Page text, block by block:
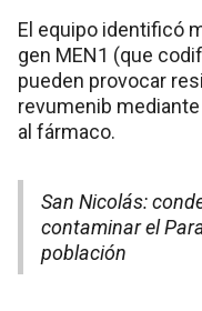
El equipo identificó
gen MEN1 (que
pueden provocar
revumenib
al fármaco.
San Nicolás:
contaminar el
población